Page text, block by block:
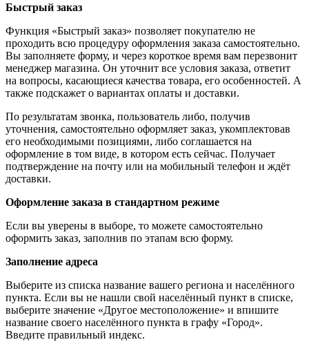
Быстрый заказ
Функция «Быстрый заказ» позволяет покупателю не
проходить всю процедуру оформления заказа самостоятельно.
Вы заполняете форму, и через короткое время вам перезвонит
менеджер магазина. Он уточнит все условия заказа, ответит
на вопросы, касающиеся качества товара, его особенностей. А
также подскажет о вариантах оплаты и доставки.
По результатам звонка, пользователь либо, получив
уточнения, самостоятельно оформляет заказ, укомплектовав
его необходимыми позициями, либо соглашается на
оформление в том виде, в котором есть сейчас. Получает
подтверждение на почту или на мобильный телефон и ждёт
доставки.
Оформление заказа в стандартном режиме
Если вы уверены в выборе, то можете самостоятельно
оформить заказ, заполнив по этапам всю форму.
Заполнение адреса
Выберите из списка название вашего региона и населённого
пункта. Если вы не нашли свой населённый пункт в списке,
выберите значение «Другое местоположение» и впишите
название своего населённого пункта в графу «Город».
Введите правильный индекс.